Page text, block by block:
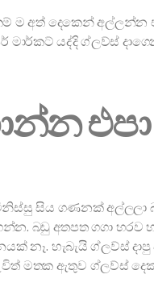
අත් දෙකෙන් අල්ලන්න
මාර්කට් යද්දි ග්ලව්ස්
එපා
සිය ගණනක් අල්ලලා
බඩු අතපත ගගා
නෑ. හැබැයි ග්ලව්ස්
මතක ඇතුව ග්ලව්ස්